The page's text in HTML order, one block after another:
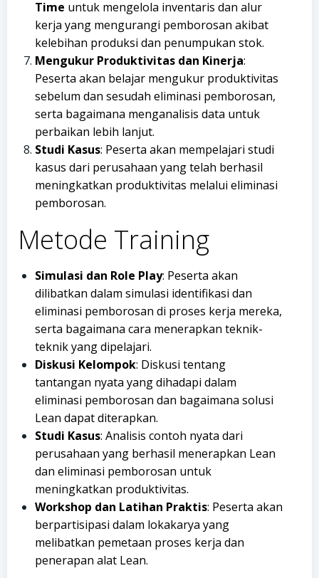
Time untuk mengelola inventaris dan alur
kerja yang mengurangi pemborosan akibat
kelebihan produksi dan penumpukan stok.
Mengukur Produktivitas dan Kinerja:
Peserta akan belajar mengukur produktivitas
sebelum dan sesudah eliminasi pemborosan,
serta bagaimana menganalisis data untuk
perbaikan lebih lanjut.
Studi Kasus: Peserta akan mempelajari studi
kasus dari perusahaan yang telah berhasil
meningkatkan produktivitas melalui eliminasi
pemborosan.
Metode Training
Simulasi dan Role Play: Peserta akan
dilibatkan dalam simulasi identifikasi dan
eliminasi pemborosan di proses kerja mereka,
serta bagaimana cara menerapkan teknik-
teknik yang dipelajari.
Diskusi Kelompok: Diskusi tentang
tantangan nyata yang dihadapi dalam
eliminasi pemborosan dan bagaimana solusi
Lean dapat diterapkan.
Studi Kasus: Analisis contoh nyata dari
perusahaan yang berhasil menerapkan Lean
dan eliminasi pemborosan untuk
meningkatkan produktivitas.
Workshop dan Latihan Praktis: Peserta akan
berpartisipasi dalam lokakarya yang
melibatkan pemetaan proses kerja dan
penerapan alat Lean.